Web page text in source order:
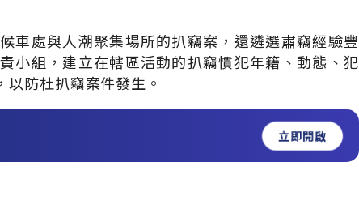
車處與人潮聚集場所的扒竊案，還遴選肅竊經驗豐
小組，建立在轄區活動的扒竊慣犯年籍、動態、犯
防杜扒竊案件發生。
立即開啟